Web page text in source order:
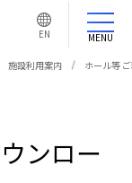
言
語
切
え
ボ
EN MENU
施設利用案内 ホール等
ンロー